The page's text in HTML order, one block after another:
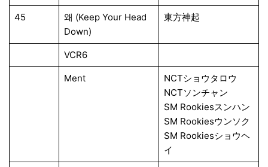
45
왜 (Keep Your Head
Down)
東方神起
VCR6
Ment
NCTショウタロウ
NCTソンチャン
SM Rookiesスンハン
SM Rookiesウンソク
SM Rookiesショウヘ
イ